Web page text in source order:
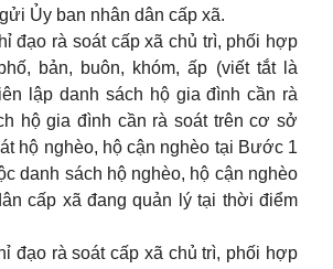
Ủy ban nhân dân cấp xã.
đạo rà soát cấp xã chủ trì, phối hợp
bản, buôn, khóm, ấp (viết tắt là
lập danh sách hộ gia đình cần rà
hộ gia đình cần rà soát trên cơ sở
hộ nghèo, hộ cận nghèo tại Bước 1
danh sách hộ nghèo, hộ cận nghèo
cấp xã đang quản lý tại thời điểm
đạo rà soát cấp xã chủ trì, phối hợp